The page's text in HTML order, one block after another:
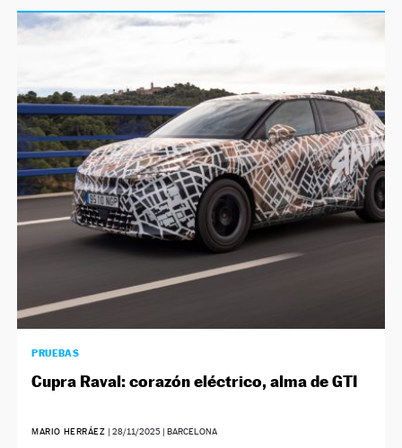
PRUEBAS
Cupra Raval: corazón eléctrico, alma de GTI
MARIO HERRÁEZ | 28/11/2025| BARCELONA